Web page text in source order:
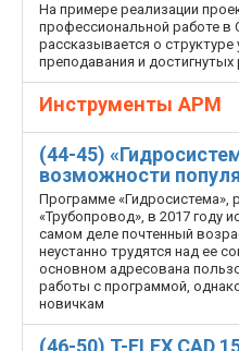
На примере реализации
профессиональной работе
рассказывается о структуре
преподавания и достигнутых
Инструменты АРМ
(44-45)
возможности
Программе «Гидросистема»,
«Трубопровод», в 2017 году
самом деле почтенный
неустанно трудятся над ее
основном адресована
работы с программой,
новичкам
(46-50) T-FLEX CAD